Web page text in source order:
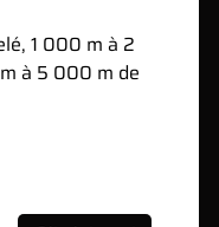
1 000 m à 2
à 5 000 m de